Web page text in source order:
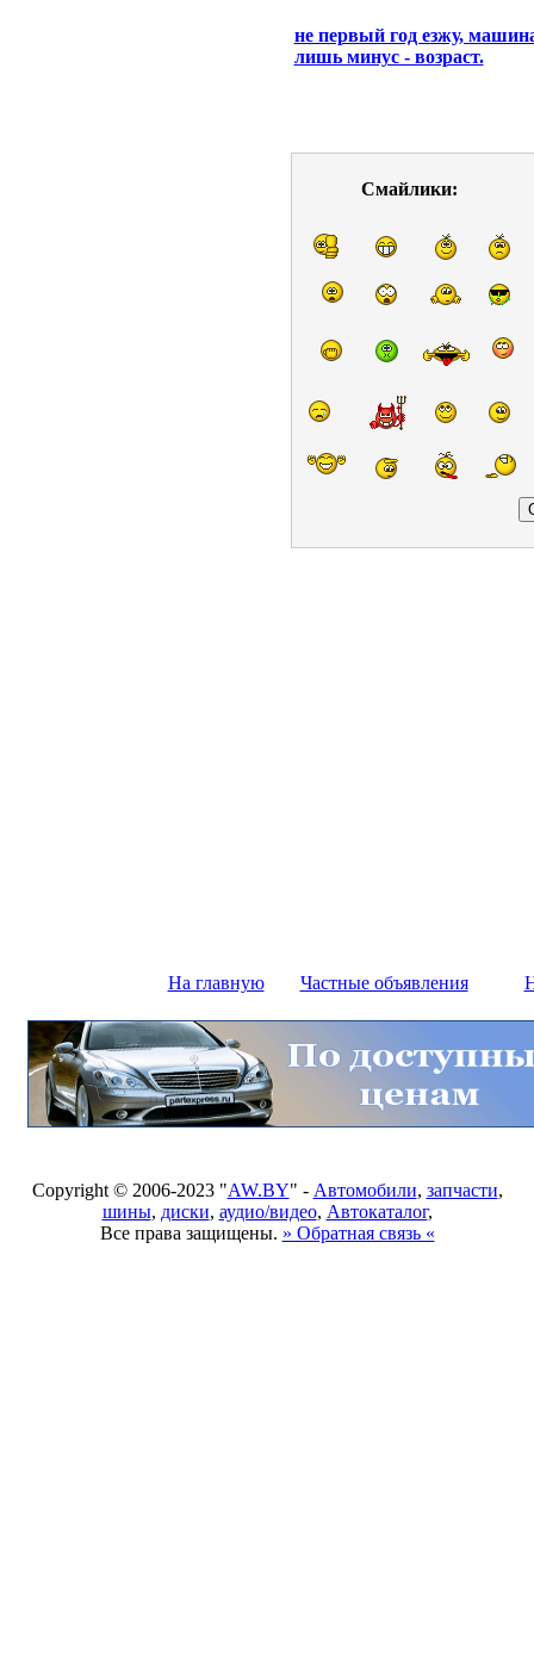
не первый год езжу,
лишь минус - возраст.
Смайлики:
На главную Частные объявления
Copyright © 2006-2023 "AW.BY" - Автомобили, запчасти,
шины, диски, аудио/видео, Автокаталог,
Все права защищены. » Обратная связь «